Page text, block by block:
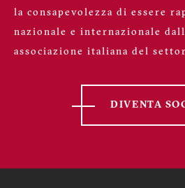
la consapevolezza di essere
nazionale e internazionale
associazione italiana del
DIVENTA